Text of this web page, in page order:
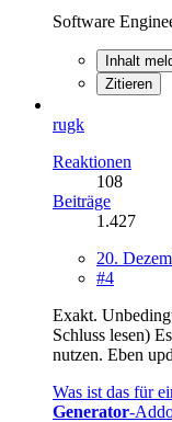
Software
Inhalt
Zitieren
rugk
Reaktionen
108
Beiträge
1.427
20.
#4
Exakt.
Schluss lesen)
nutzen. Eben
Was ist das für
Generator-